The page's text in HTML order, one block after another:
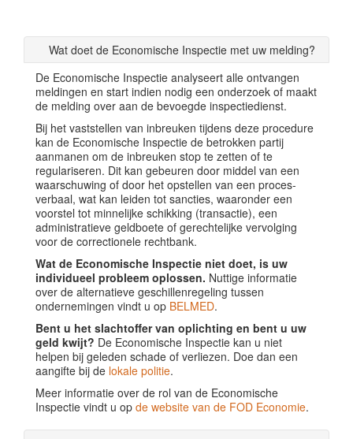
Wat doet de Economische Inspectie met uw melding?
De Economische Inspectie analyseert alle ontvangen
meldingen en start indien nodig een onderzoek of maakt
de melding over aan de bevoegde inspectiedienst.
Bij het vaststellen van inbreuken tijdens deze procedure
kan de Economische Inspectie de betrokken partij
aanmanen om de inbreuken stop te zetten of te
regulariseren. Dit kan gebeuren door middel van een
waarschuwing of door het opstellen van een proces-
verbaal, wat kan leiden tot sancties, waaronder een
voorstel tot minnelijke schikking (transactie), een
administratieve geldboete of gerechtelijke vervolging
voor de correctionele rechtbank.
Wat de Economische Inspectie niet doet, is uw
individueel probleem oplossen. Nuttige informatie
over de alternatieve geschillenregeling tussen
ondernemingen vindt u op BELMED.
Bent u het slachtoffer van oplichting en bent u uw
geld kwijt? De Economische Inspectie kan u niet
helpen bij geleden schade of verliezen. Doe dan een
aangifte bij de lokale politie.
Meer informatie over de rol van de Economische
Inspectie vindt u op de website van de FOD Economie.